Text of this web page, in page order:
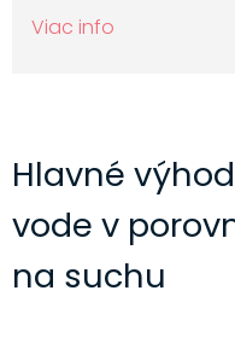
Viac info
Hlavné
vode v
na suchu